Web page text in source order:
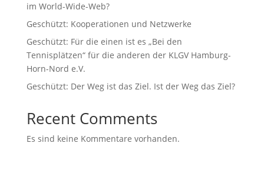
im World-Wide-Web?
Geschützt: Kooperationen und Netzwerke
Geschützt: Für die einen ist es „Bei den
Tennisplätzen“ für die anderen der KLGV Hamburg-
Horn-Nord e.V.
Geschützt: Der Weg ist das Ziel. Ist der Weg das Ziel?
Recent Comments
Es sind keine Kommentare vorhanden.